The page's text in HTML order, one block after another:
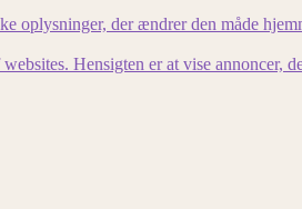
oplysninger, der ændrer den måde
Hensigten er at vise